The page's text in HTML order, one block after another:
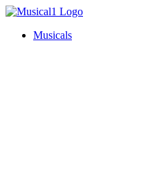
Musicals